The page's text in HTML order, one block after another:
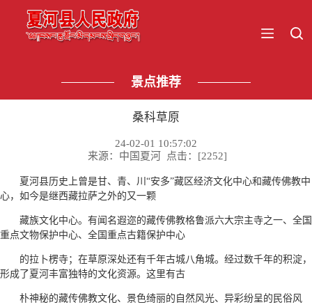
景点推荐
桑科草原
24-02-01 10:57:02
来源：中国夏河 点击：[2252]
夏河县历史上曾是甘、青、川“安多”藏区经济文化中心和藏传佛教中
心，如今是继西藏拉萨之外的又一颗
藏族文化中心。有闻名遐迩的藏传佛教格鲁派六大宗主寺之一、全国
重点文物保护中心、全国重点古籍保护中心
的拉卜楞寺；在草原深处还有千年古城八角城。经过数千年的积淀，
形成了夏河丰富独特的文化资源。这里有古
朴神秘的藏传佛教文化、景色绮丽的自然风光、异彩纷呈的民俗风